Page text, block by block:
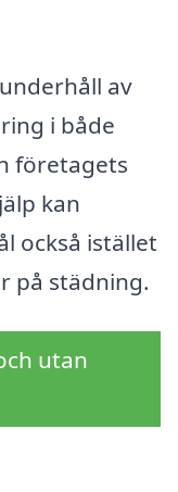
av
i både
företagets
kan
också istället
på städning.
utan